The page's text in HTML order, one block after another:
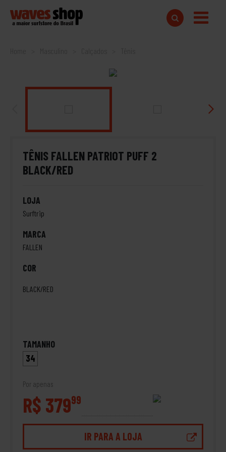
Home
TÊNIS FALLEN PATRIOT PUFF 2
BLACK/RED
LOJA
Surftrip
MARCA
FALLEN
COR
BLACK/RED
TAMANHO
34
Por apenas
R$ 37999
IR PARA A LOJA